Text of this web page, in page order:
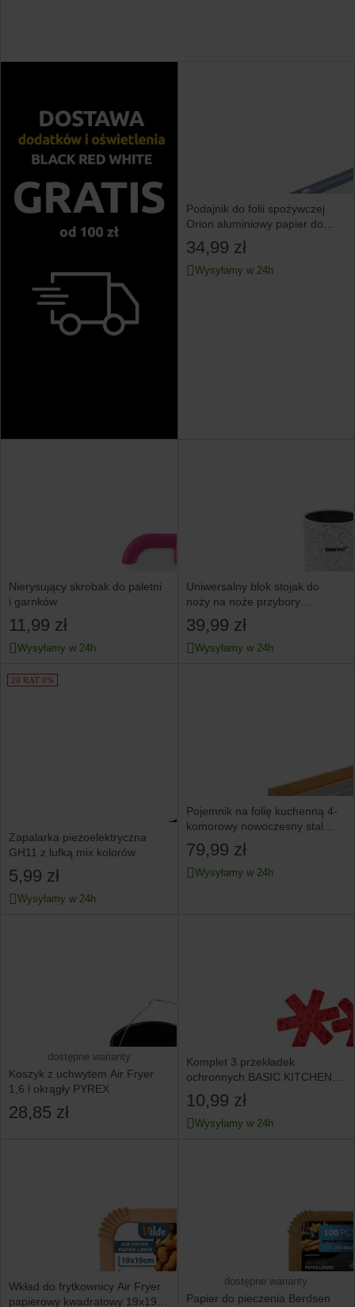
Podajnik do folii spożywczej
Orion aluminiowy papier do
pieczenia podajnik
34,99 zł
Wysyłamy w 24h
Nierysujący skrobak do paletni
i garnków
11,99 zł
Wysyłamy w 24h
Uniwersalny blok stojak do
noży na noże przybory
kuchenne KINGHOFF biały
39,99 zł
Wysyłamy w 24h
20 RAT 0%
Zapalarka piezoelektryczna
GH11 z lufką mix kolorów
5,99 zł
Wysyłamy w 24h
Pojemnik na folię kuchenną 4-
komorowy nowoczesny stal
bambus 42x19x5,4 cm
79,99 zł
Wysyłamy w 24h
dostępne warianty
Koszyk z uchwytem Air Fryer
1,6 l okrągły PYREX
28,85 zł
Komplet 3 przekładek
ochronnych BASIC KITCHEN
28,33,35cm
10,99 zł
Wysyłamy w 24h
Wkład do frytkownicy Air Fryer
papierowy kwadratowy 19x19
dostępne warianty
Papier do pieczenia Berdsen